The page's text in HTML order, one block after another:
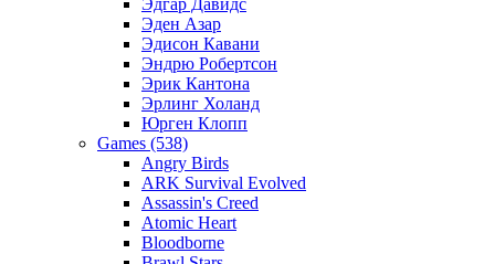
Эдгар Давидс
Эден Азар
Эдисон Кавани
Эндрю Робертсон
Эрик Кантона
Эрлинг Холанд
Юрген Клопп
Games (538)
Angry Birds
ARK Survival Evolved
Assassin's Creed
Atomic Heart
Bloodborne